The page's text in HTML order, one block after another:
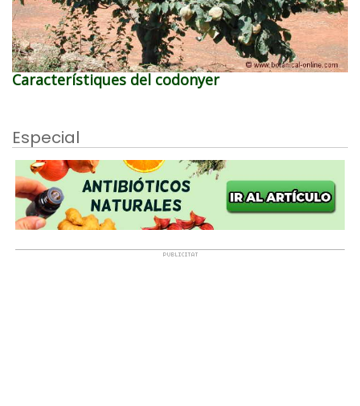
Característiques del codonyer
Especial